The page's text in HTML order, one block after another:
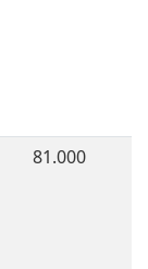
81.000